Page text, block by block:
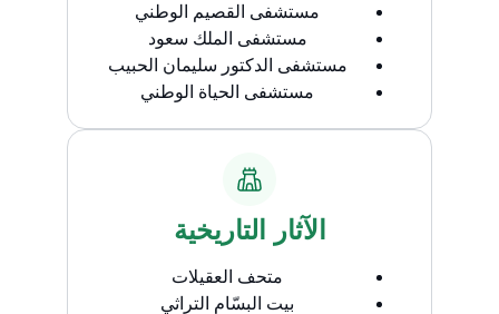
مستشفى القصيم الوطني
مستشفى الملك سعود
مستشفى الدكتور سليمان الحبيب
مستشفى الحياة الوطني
الآثار التاريخية
متحف العقيلات
بيت البسّام التراثي